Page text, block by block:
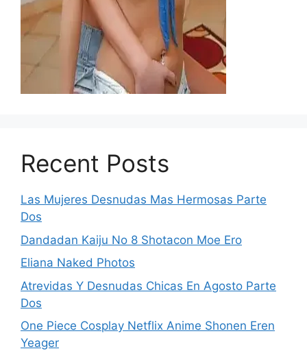
Recent Posts
Las Mujeres Desnudas Mas Hermosas Parte
Dos
Dandadan Kaiju No 8 Shotacon Moe Ero
Eliana Naked Photos
Atrevidas Y Desnudas Chicas En Agosto Parte
Dos
One Piece Cosplay Netflix Anime Shonen Eren
Yeager